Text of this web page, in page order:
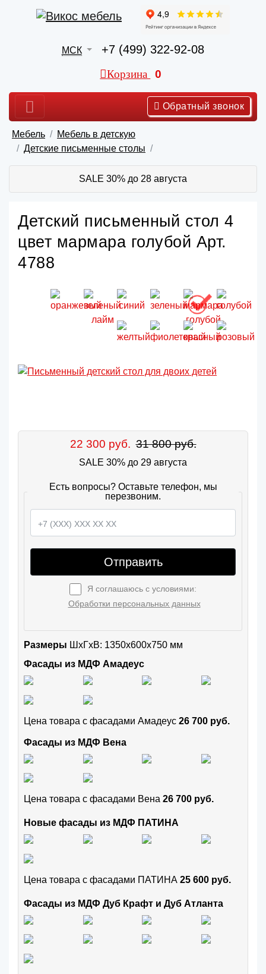
МСК +7 (499) 322-92-08
Корзина 0
Обратный звонок
Мебель
Мебель в детскую
Детские письменные столы
SALE 30% до 28 августа
Детский письменный стол 4
цвет мармара голубой Арт.
4788
22 300 руб. 31 800 руб.
SALE 30% до 29 августа
Есть вопросы? Оставьте телефон, мы
перезвоним.
Отправить
Я соглашаюсь с условиями:
Обработки персональных данных
Размеры ШxГхВ: 1350x600x750 мм
Фасады из МДФ Амадеус
Цена товара с фасадами Амадеус 26 700 руб.
Фасады из МДФ Вена
Цена товара с фасадами Вена 26 700 руб.
Новые фасады из МДФ ПАТИНА
Цена товара с фасадами ПАТИНА 25 600 руб.
Фасады из МДФ Дуб Крафт и Дуб Атланта